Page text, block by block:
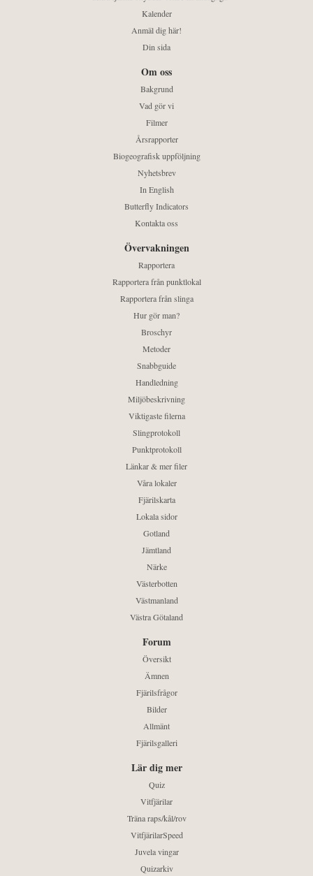
Kalender
Anmäl dig här!
Din sida
Om oss
Bakgrund
Vad gör vi
Filmer
Årsrapporter
Biogeografisk uppföljning
Nyhetsbrev
In English
Butterfly Indicators
Kontakta oss
Övervakningen
Rapportera
Rapportera från punktlokal
Rapportera från slinga
Hur gör man?
Broschyr
Metoder
Snabbguide
Handledning
Miljöbeskrivning
Viktigaste filerna
Slingprotokoll
Punktprotokoll
Länkar & mer filer
Våra lokaler
Fjärilskarta
Lokala sidor
Gotland
Jämtland
Närke
Västerbotten
Västmanland
Västra Götaland
Forum
Översikt
Ämnen
Fjärilsfrågor
Bilder
Allmänt
Fjärilsgalleri
Lär dig mer
Quiz
Vitfjärilar
Träna raps/kål/rov
VitfjärilarSpeed
Juvela vingar
Quizarkiv